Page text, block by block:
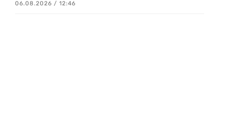
06.08.2026 / 12:46